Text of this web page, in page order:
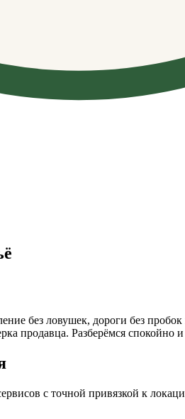
без ловушек, дороги без
продавца. Разберёмся
с точной привязкой к